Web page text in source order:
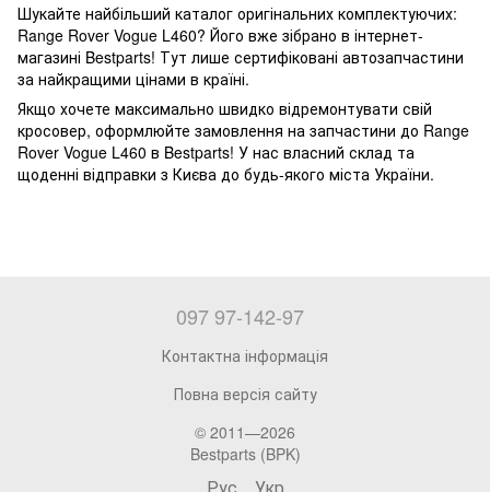
Шукайте найбільший каталог оригінальних комплектуючих:
Range Rover Vogue L460? Його вже зібрано в інтернет-
магазині Bestparts! Тут лише сертифіковані автозапчастини
за найкращими цінами в країні.
Якщо хочете максимально швидко відремонтувати свій
кросовер, оформлюйте замовлення на запчастини до Range
Rover Vogue L460 в Bestparts! У нас власний склад та
щоденні відправки з Києва до будь-якого міста України.
097 97-142-97
Контактна інформація
Повна версія сайту
© 2011—2026
Bestparts (BPK)
Рус Укр